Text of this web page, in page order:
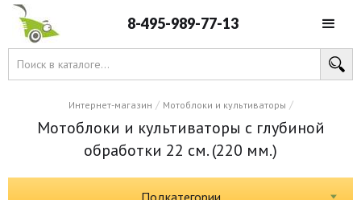
8-495-989-77-13
Интернет-магазин / Мотоблоки и культиваторы /
Мотоблоки и культиваторы с глубиной
обработки 22 см. (220 мм.)
Подкатегории